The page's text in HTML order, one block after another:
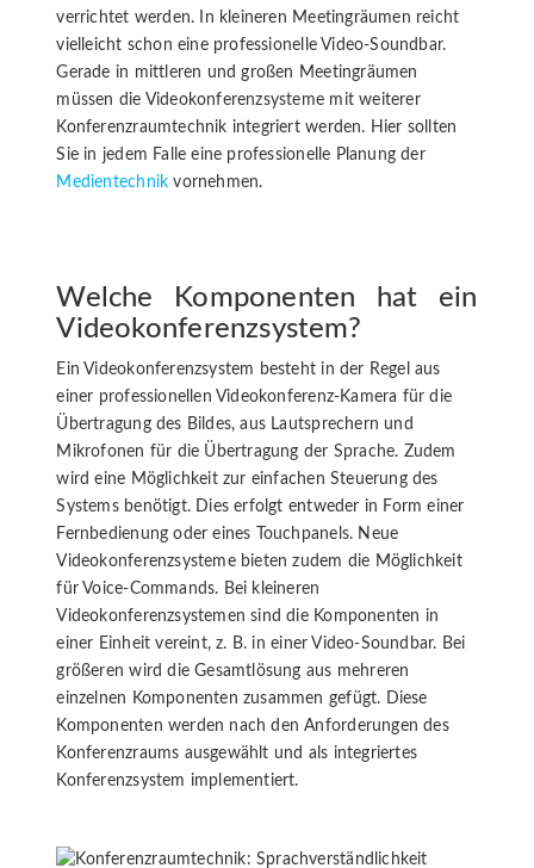
verrichtet werden. In kleineren Meetingräumen reicht
vielleicht schon eine professionelle Video-Soundbar.
Gerade in mittleren und großen Meetingräumen
müssen die Videokonferenzsysteme mit weiterer
Konferenzraumtechnik integriert werden. Hier sollten
Sie in jedem Falle eine professionelle Planung der
Medientechnik vornehmen.
Welche Komponenten hat ein
Videokonferenzsystem?
Ein Videokonferenzsystem besteht in der Regel aus
einer professionellen Videokonferenz-Kamera für die
Übertragung des Bildes, aus Lautsprechern und
Mikrofonen für die Übertragung der Sprache. Zudem
wird eine Möglichkeit zur einfachen Steuerung des
Systems benötigt. Dies erfolgt entweder in Form einer
Fernbedienung oder eines Touchpanels. Neue
Videokonferenzsysteme bieten zudem die Möglichkeit
für Voice-Commands. Bei kleineren
Videokonferenzsystemen sind die Komponenten in
einer Einheit vereint, z. B. in einer Video-Soundbar. Bei
größeren wird die Gesamtlösung aus mehreren
einzelnen Komponenten zusammen gefügt. Diese
Komponenten werden nach den Anforderungen des
Konferenzraums ausgewählt und als integriertes
Konferenzsystem implementiert.